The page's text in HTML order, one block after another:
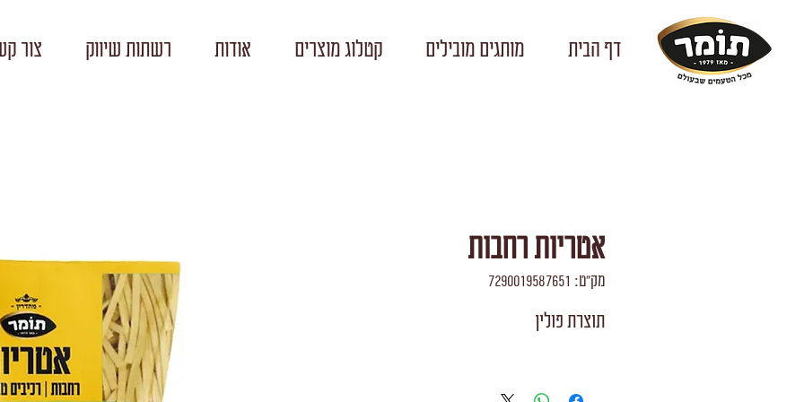
דף הבית מותגים מובילים קטלוג מוצרים אודות רשתות שיווק צור
אטריות רחבות
מק"ט: 7290019587651
תוצרת פולין